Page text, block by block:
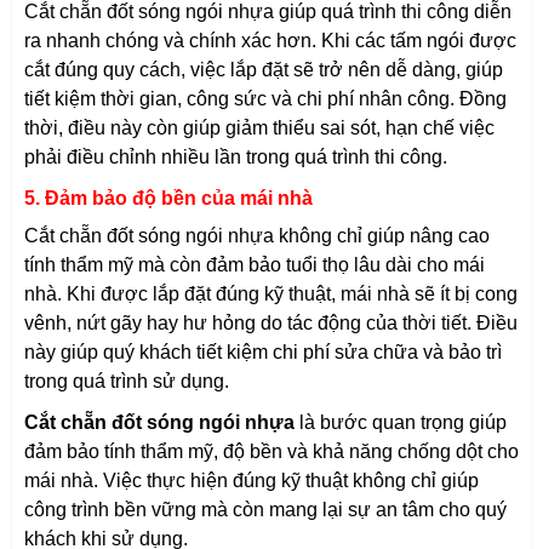
Cắt chẵn đốt sóng ngói nhựa giúp quá trình thi công diễn
ra nhanh chóng và chính xác hơn. Khi các tấm ngói được
cắt đúng quy cách, việc lắp đặt sẽ trở nên dễ dàng, giúp
tiết kiệm thời gian, công sức và chi phí nhân công. Đồng
thời, điều này còn giúp giảm thiểu sai sót, hạn chế việc
phải điều chỉnh nhiều lần trong quá trình thi công.
5. Đảm bảo độ bền của mái nhà
Cắt chẵn đốt sóng ngói nhựa không chỉ giúp nâng cao
tính thẩm mỹ mà còn đảm bảo tuổi thọ lâu dài cho mái
nhà. Khi được lắp đặt đúng kỹ thuật, mái nhà sẽ ít bị cong
vênh, nứt gãy hay hư hỏng do tác động của thời tiết. Điều
này giúp quý khách tiết kiệm chi phí sửa chữa và bảo trì
trong quá trình sử dụng.
Cắt chẵn đốt sóng ngói nhựa là bước quan trọng giúp
đảm bảo tính thẩm mỹ, độ bền và khả năng chống dột cho
mái nhà. Việc thực hiện đúng kỹ thuật không chỉ giúp
công trình bền vững mà còn mang lại sự an tâm cho quý
khách khi sử dụng.